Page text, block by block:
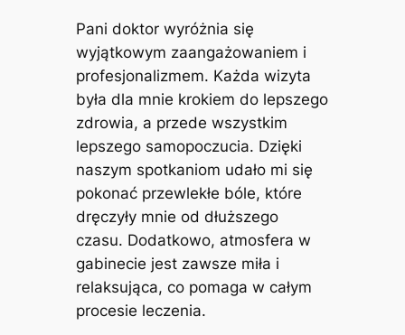
Pani doktor wyróżnia się
wyjątkowym zaangażowaniem i
profesjonalizmem. Każda wizyta
była dla mnie krokiem do lepszego
zdrowia, a przede wszystkim
lepszego samopoczucia. Dzięki
naszym spotkaniom udało mi się
pokonać przewlekłe bóle, które
dręczyły mnie od dłuższego
czasu. Dodatkowo, atmosfera w
gabinecie jest zawsze miła i
relaksująca, co pomaga w całym
procesie leczenia.